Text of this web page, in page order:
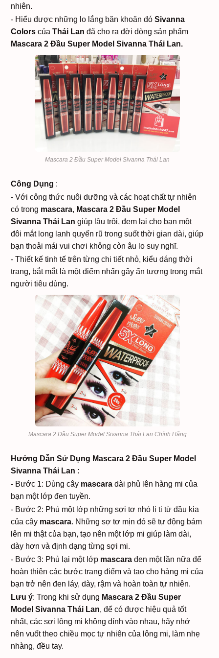
nhiên.
- Hiểu được những lo lắng băn khoăn đó Sivanna
Colors của Thái Lan đã cho ra đời dòng sản phẩm
Mascara 2 Đầu Super Model Sivanna Thái Lan.
Mascara 2 Đầu Super Model Sivanna Thái Lan
Công Dụng :
- Với công thức nuôi dưỡng và các hoạt chất tự nhiên
có trong mascara, Mascara 2 Đầu Super Model
Sivanna Thái Lan giúp lâu trôi, đem lại cho bạn một
đôi mắt long lanh quyến rũ trong suốt thời gian dài, giúp
bạn thoải mái vui chơi không còn âu lo suy nghĩ.
- Thiết kế tinh tế trên từng chi tiết nhỏ, kiểu dáng thời
trang, bắt mắt là một điểm nhấn gây ấn tượng trong mắt
người tiêu dùng.
Mascara 2 Đầu Super Model Sivanna Thái Lan Chính Hãng
Hướng Dẫn Sử Dụng Mascara 2 Đầu Super Model
Sivanna Thái Lan :
- Bước 1: Dùng cây mascara dài phủ lên hàng mi của
bạn một lớp đen tuyền.
- Bước 2: Phủ một lớp những sợi tơ nhỏ li ti từ đầu kia
của cây mascara. Những sợ tơ mịn đó sẽ tự động bám
lên mi thật của bạn, tạo nên một lớp mi giúp làm dài,
dày hơn và định dạng từng sợi mi.
- Bước 3: Phủ lại một lớp mascara đen một lần nữa để
hoàn thiện các bước trang điểm và tạo cho hàng mi của
bạn trở nên đen láy, dày, rậm và hoàn toàn tự nhiên.
Lưu ý: Trong khi sử dụng Mascara 2 Đầu Super
Model Sivanna Thái Lan, để có được hiệu quả tốt
nhất, các sợi lông mi không dính vào nhau, hãy nhớ
nên vuốt theo chiều mọc tự nhiên của lông mi, làm nhẹ
nhàng, đều tay.